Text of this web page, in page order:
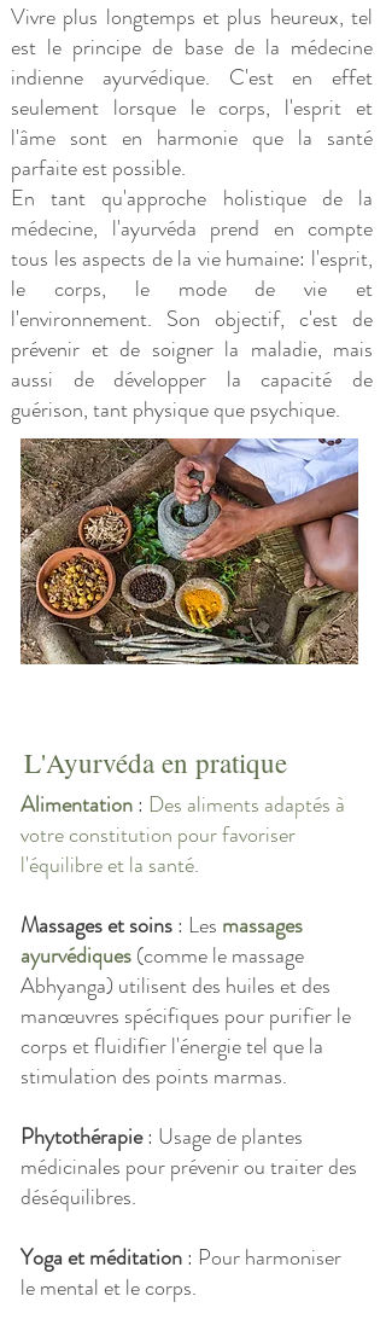
Vivre plus longtemps et plus heureux, tel
est le principe de base de la médecine
indienne ayurvédique. C'est en effet
seulement lorsque le corps, l'esprit et
l'âme sont en harmonie que la santé
parfaite est possible.
En tant qu'approche holistique de la
médecine, l'ayurvéda prend en compte
tous les aspects de la vie humaine: l'esprit,
le corps, le mode de vie et
l'environnement. Son objectif, c'est de
prévenir et de soigner la maladie, mais
aussi de développer la capacité de
guérison, tant physique que psychique.
L'Ayurvéda en pratique
Alimentation: Des aliments adaptés à
votre constitution pour favoriser
l'équilibre et la santé.
Massages et soins: Les massages
ayurvédiques(comme le massage
Abhyanga) utilisent des huiles et des
manœuvres spécifiques pour purifier le
corps et fluidifier l'énergie tel que la
stimulation des points marmas.
Phytothérapie: Usage de plantes
médicinales pour prévenir ou traiter des
déséquilibres.
Yoga et méditation: Pour harmoniser
le mental et le corps.